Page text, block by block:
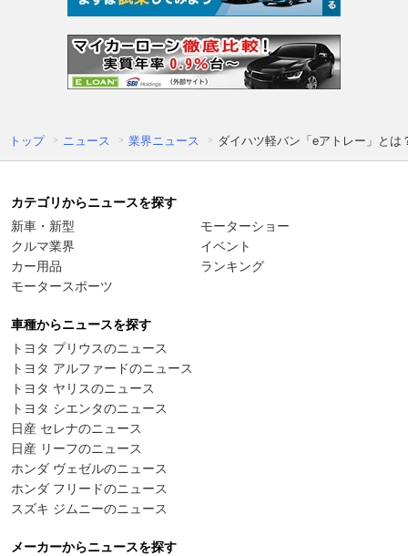
トップ ニュース 業界ニュース ダイハツ軽バン「eアトレー」と
カテゴリからニュースを探す
新車・新型
クルマ業界
カー用品
モータースポーツ
モーターショー
イベント
ランキング
車種からニュースを探す
トヨタ プリウスのニュース
トヨタ アルファードのニュース
トヨタ ヤリスのニュース
トヨタ シエンタのニュース
日産 セレナのニュース
日産 リーフのニュース
ホンダ ヴェゼルのニュース
ホンダ フリードのニュース
スズキ ジムニーのニュース
メーカーからニュースを探す